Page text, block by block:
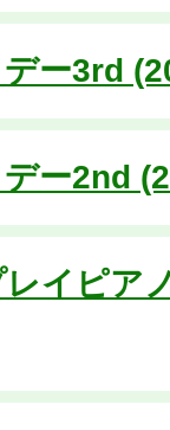
ー3rd
ー2nd
レイピア